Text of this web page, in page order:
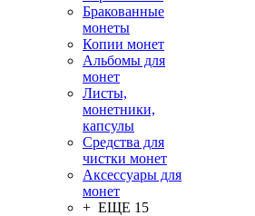
Бракованные
монеты
Копии монет
Альбомы для
монет
Листы,
монетники,
капсулы
Средства для
чистки монет
Аксессуары для
монет
+ ЕЩЕ 15